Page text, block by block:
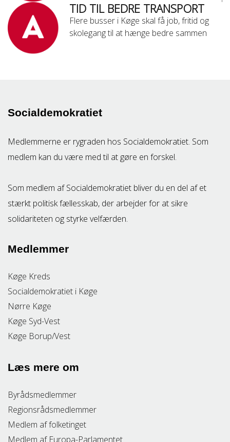
TID TIL BEDRE TRANSPORT
Flere busser i Køge skal få job, fritid og
skolegang til at hænge bedre sammen
Socialdemokratiet
Medlemmerne er rygraden hos Socialdemokratiet. Som
medlem kan du være med til at gøre en forskel.
Som medlem af Socialdemokratiet bliver du en del af et
stærkt politisk fællesskab, der arbejder for at sikre
solidariteten og styrke velfærden.
Medlemmer
Køge Kreds
Socialdemokratiet i Køge
Nørre Køge
Køge Syd-Vest
Køge Borup/Vest
Læs mere om
Byrådsmedlemmer
Regionsrådsmedlemmer
Medlem af folketinget
Medlem af Europa-Parlamentet